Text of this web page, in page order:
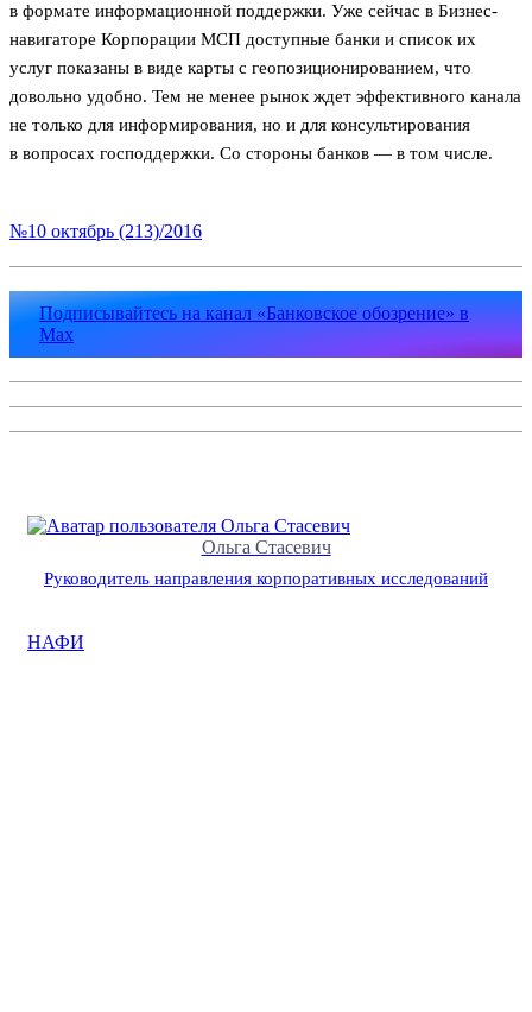
в формате информационной поддержки. Уже сейчас в Бизнес-
навигаторе Корпорации МСП доступные банки и список их
услуг показаны в виде карты с геопозиционированием, что
довольно удобно. Тем не менее рынок ждет эффективного канала
не только для информирования, но и для консультирования
в вопросах господдержки. Со стороны банков — в том числе.
№10 октябрь (213)/2016
Подписывайтесь на канал «Банковское обозрение» в
Max
Ольга Стасевич
Руководитель направления корпоративных исследований
НАФИ